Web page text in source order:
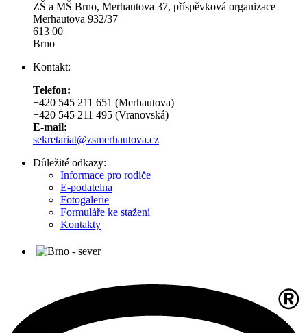
ZŠ a MŠ Brno, Merhautova 37, příspěvková organizace
Merhautova 932/37
613 00
Brno
Kontakt:
Telefon:
+420 545 211 651 (Merhautova)
+420 545 211 495 (Vranovská)
E-mail:
sekretariat@zsmerhautova.cz
Důležité odkazy:
Informace pro rodiče
E-podatelna
Fotogalerie
Formuláře ke stažení
Kontakty